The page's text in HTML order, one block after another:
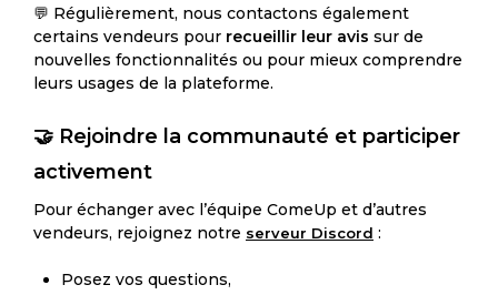
💬 Régulièrement, nous contactons également
certains vendeurs pour recueillir leur avis sur de
nouvelles fonctionnalités ou pour mieux comprendre
leurs usages de la plateforme.
🤝 Rejoindre la communauté et participer
activement
Pour échanger avec l’équipe ComeUp et d’autres
vendeurs, rejoignez notre serveur Discord :
Posez vos questions,